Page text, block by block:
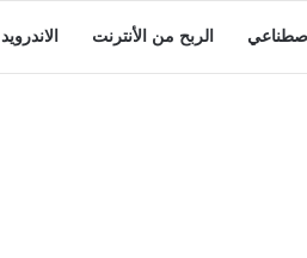
الربح من الأنترنت الاندرويد